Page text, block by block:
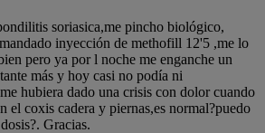
soriasica,me pincho biológico,
inyección de methofill 12'5 ,me lo
pero ya por l noche me enganche un
más y hoy casi no podía ni
hubiera dado una crisis con dolor cuando
el coxis cadera y piernas,es normal?puedo
Gracias.